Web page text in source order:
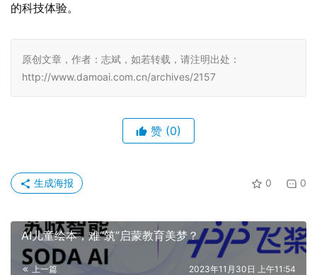
的科技体验。
原创文章，作者：志斌，如若转载，请注明出处：
http://www.damoai.com.cn/archives/2157
赞 (0)
0 0
生成海报
AI儿童绘本，难“筑”启蒙教育美梦？
上一篇 2023年11月30日 上午11:54